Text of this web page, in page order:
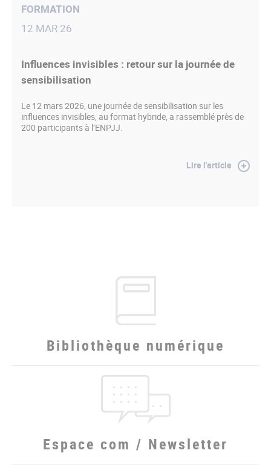
FORMATION
12 MAR 26
Influences invisibles : retour sur la journée de
sensibilisation
Le 12 mars 2026, une journée de sensibilisation sur les
influences invisibles, au format hybride, a rassemblé près de
200 participants à l’ENPJJ.
Lire l'article
Bibliothèque numérique
Espace com / Newsletter